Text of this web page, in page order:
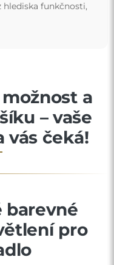
funkčnosti,
a
– vaše
vás čeká!
barevné
pro